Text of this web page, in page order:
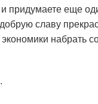
придумаете еще
славу
набрать